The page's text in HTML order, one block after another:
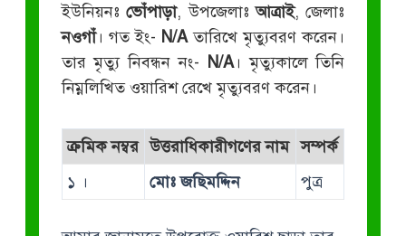
ইউনিয়নঃভোঁপাড়া, উপজেলাঃআত্রাই, জেলাঃ
নওগাঁ। গত ইং- N/Aতারিখে মৃত্যুবরণ করেন।
তার মৃত্যু নিবন্ধন নং- N/A। মৃত্যুকালে তিনি
নিম্নলিখিত ওয়ারিশ রেখে মৃত্যুবরণ করেন।
ক্রমিক নম্বর উত্তরাধিকারীগণের নাম সম্পর্ক
১ ।
মোঃ জছিমদ্দিন পুত্র